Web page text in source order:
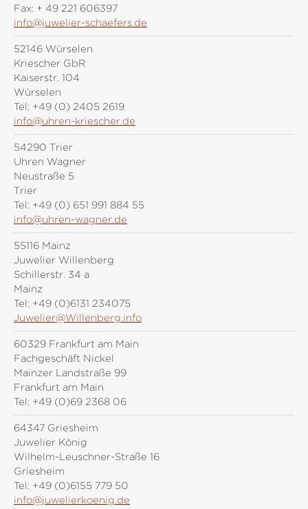
Fax: + 49 221 606397
info@juwelier-schaefers.de
52146 Würselen
Kriescher GbR
Kaiserstr. 104
Würselen
Tel: +49 (0) 2405 2619
info@uhren-kriescher.de
54290 Trier
Uhren Wagner
Neustraße 5
Trier
Tel: +49 (0) 651 991 884 55
info@uhren-wagner.de
55116 Mainz
Juwelier Willenberg
Schillerstr. 34 a
Mainz
Tel: +49 (0)6131 234075
Juwelier@Willenberg.info
60329 Frankfurt am Main
Fachgeschäft Nickel
Mainzer Landstraße 99
Frankfurt am Main
Tel: +49 (0)69 2368 06
64347 Griesheim
Juwelier König
Wilhelm-Leuschner-Straße 16
Griesheim
Tel: +49 (0)6155 779 50
info@juwelierkoenig.de